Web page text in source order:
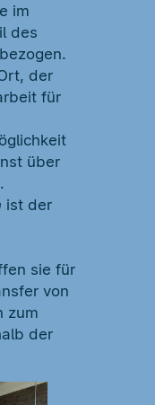
im
des
der
für
über
ist der
sie für
von
zum
der